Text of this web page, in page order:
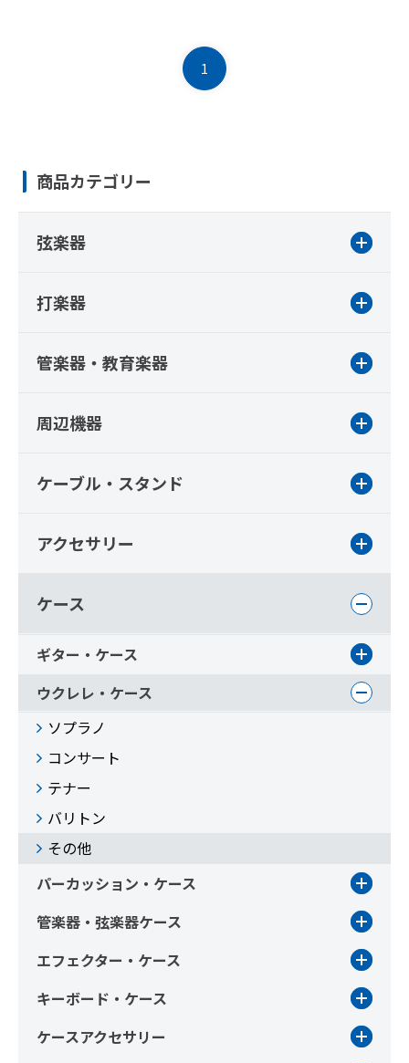
1
商品カテゴリー
弦楽器
打楽器
管楽器・教育楽器
周辺機器
ケーブル・スタンド
アクセサリー
ケース
ギター・ケース
ウクレレ・ケース
ソプラノ
コンサート
テナー
バリトン
その他
パーカッション・ケース
管楽器・弦楽器ケース
エフェクター・ケース
キーボード・ケース
ケースアクセサリー